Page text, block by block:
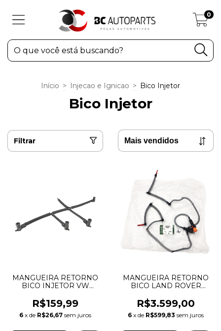
0
Início > Injecao e Ignicao > Bico Injetor
Bico Injetor
Filtrar
MANGUEIRA RETORNO
BICO INJETOR VW
03L130235M
R$159,99
6 x de R$26,67 sem juros
MANGUEIRA RETORNO
BICO LAND ROVER
1386505 7H2Q9K022DA
R$3.599,00
6 x de R$599,83 sem juros